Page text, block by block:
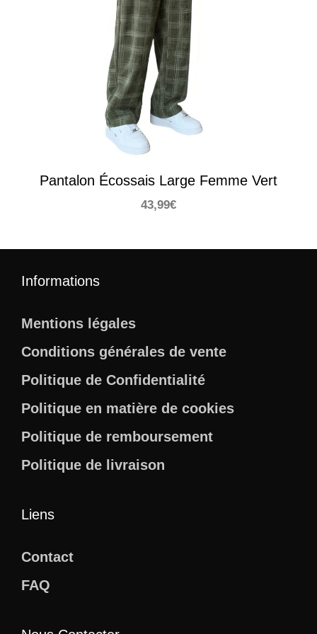
Pantalon Écossais Large Femme Vert
43,99€
Informations
Mentions légales
Conditions générales de vente
Politique de Confidentialité
Politique en matière de cookies
Politique de remboursement
Politique de livraison
Liens
Contact
FAQ